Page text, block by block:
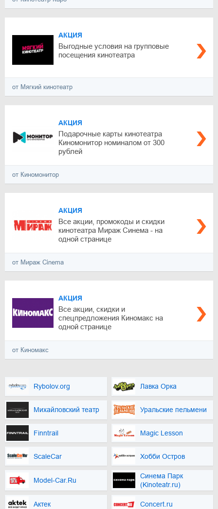
АКЦИЯ
Выгодные условия на групповые
посещения кинотеатра
от Мягкий кинотеатр
АКЦИЯ
Подарочные карты кинотеатра
Киномонитор номиналом от 300
рублей
от Киномонитор
АКЦИЯ
Все акции, промокоды и скидки
кинотеатра Мираж Синема - на
одной странице
от Мираж Cinema
АКЦИЯ
Все акции, скидки и
спецпредложения Киномакс на
одной странице
от Киномакс
Rybolov.org Лавка Орка
Михайловский театр Уральские пельмени
Finntrail Magic Lesson
ScaleCar Хобби Остров
Model-Car.Ru
Синема Парк
(Kinoteatr.ru)
Актек Concert.ru